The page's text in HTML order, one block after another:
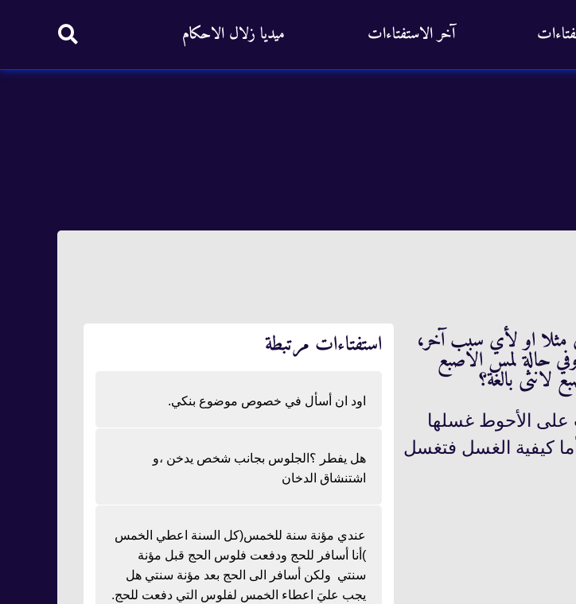
آخر الاستفتاءات ميديا زلال الاحكام
مثلا او لأي سبب آخر،
حالة لمس الاصبع
لانثى بالغة؟
على الأحوط غسلها
كيفية الغسل فتغسل
استفتاءات مرتبطة
اود ان أسأل في خصوص موضوع بنكي.
هل يفطر ؟الجلوس بجانب شخص يدخن ،و
اشتنشاق الدخان
عندي مؤنة سنة للخمس(كل السنة اعطي الخمس
)أنا أسافر للحج ودفعت فلوس الحج قبل مؤنة
سنتي ولكن أسافر الى الحج بعد مؤنة سنتي هل
يجب عليَ اعطاء الخمس لفلوس التي دفعت للحج.